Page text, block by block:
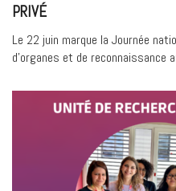
PRIVÉ
Le 22 juin marque la Journée
d’organes et de reconnaissance